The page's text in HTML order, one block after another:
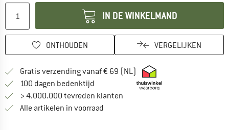
IN DE WINKELMAND
ONTHOUDEN VERGELIJKEN
Gratis verzending vanaf € 69 (NL) Vind hier de
100 dagen bedenktijd Vind de betalingsinformatie hier!
> 4.000.000 tevreden klanten
Alle artikelen in voorraad